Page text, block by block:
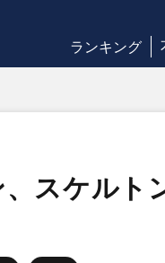
ランキング
、スケルト